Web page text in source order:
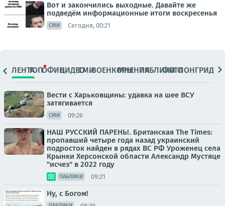
Вот и закончились выходные. Давайте же
подведём информационные итоги воскресенья
СМИ Сегодня, 00:21
ЛЕНТАТОПОФИЦ.ВИДЕОСМИВОЕНКОРЫМНЕНИЯПАБЛИКИ
ФОТОЛОНГРИДЫ
Вести с Харьковщины: удавка на шее ВСУ
затягивается
СМИ 09:26
НАШ РУССКИЙ ПАРЕНЬ!. Британская The Times:
пропавший четыре года назад украинский
подросток найден в рядах ВС РФ Уроженец села
Крынки Херсонской области Александр Мустяце
"исчез" в 2022 году
ПАБЛИКИ 09:21
Ну, с Богом!